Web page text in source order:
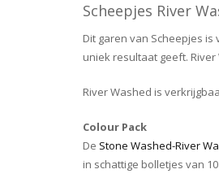
Scheepjes River
Dit garen van Scheepjes
uniek resultaat geeft.
River Washed is
Colour Pack
De Stone Washed-River
in schattige bolletjes van